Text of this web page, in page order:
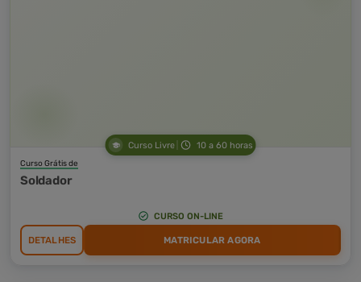
Curso Livre 10 a 60 horas
Curso Grátis de
Soldador
CURSO ON-LINE
DETALHES MATRICULAR AGORA